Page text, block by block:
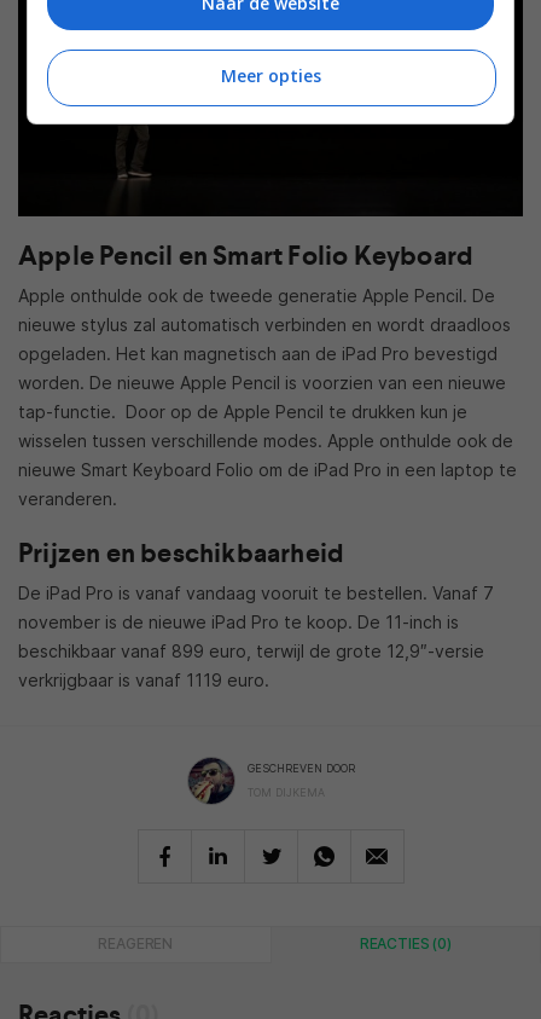
Apple Pencil en Smart Folio Keyboard
Apple onthulde ook de tweede generatie Apple Pencil. De
nieuwe stylus zal automatisch verbinden en wordt draadloos
opgeladen. Het kan magnetisch aan de iPad Pro bevestigd
worden. De nieuwe Apple Pencil is voorzien van een nieuwe
tap-functie. Door op de Apple Pencil te drukken kun je
wisselen tussen verschillende modes. Apple onthulde ook de
nieuwe Smart Keyboard Folio om de iPad Pro in een laptop te
veranderen.
Prijzen en beschikbaarheid
De iPad Pro is vanaf vandaag vooruit te bestellen. Vanaf 7
november is de nieuwe iPad Pro te koop. De 11-inch is
beschikbaar vanaf 899 euro, terwijl de grote 12,9″-versie
verkrijgbaar is vanaf 1119 euro.
GESCHREVEN DOOR
TOM DIJKEMA
REAGEREN REACTIES (0)
Meer opties